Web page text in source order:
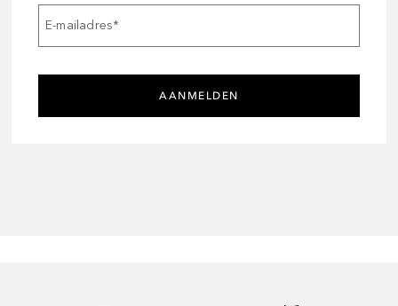
E-mailadres*
AANMELDEN